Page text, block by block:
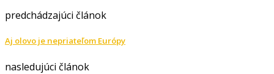
predchádzajúci článok
Aj olovo je nepriateľom Európy
nasledujúci článok